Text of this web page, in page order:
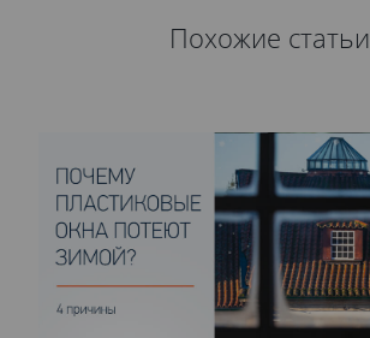
Похожие статьи